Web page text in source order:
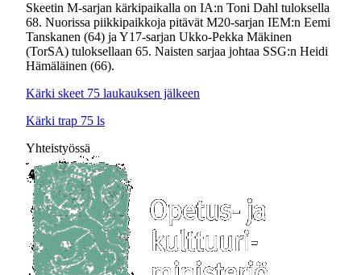
Skeetin M-sarjan kärkipaikalla on IA:n Toni Dahl tuloksella
68. Nuorissa piikkipaikkoja pitävät M20-sarjan IEM:n Eemi
Tanskanen (64) ja Y17-sarjan Ukko-Pekka Mäkinen
(TorSA) tuloksellaan 65. Naisten sarjaa johtaa SSG:n Heidi
Hämäläinen (66).
Kärki skeet 75 laukauksen jälkeen
Kärki trap 75 ls
Yhteistyössä